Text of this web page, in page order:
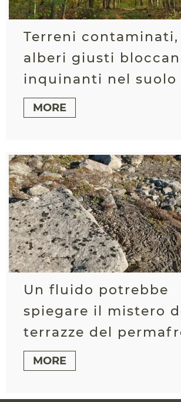
Terreni
alberi giusti
inquinanti nel suolo
MORE
Un fluido potrebbe
spiegare il mistero
terrazze del
MORE